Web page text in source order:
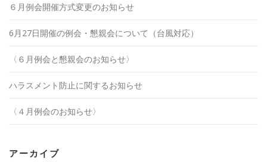
６月例会開催方式変更のお知らせ
6月27日開催の例会・懇親会について（台風対応）
〈６月例会と懇親会のお知らせ〉
ハラスメント防止に関するお知らせ
〈４月例会のお知らせ〉
アーカイブ